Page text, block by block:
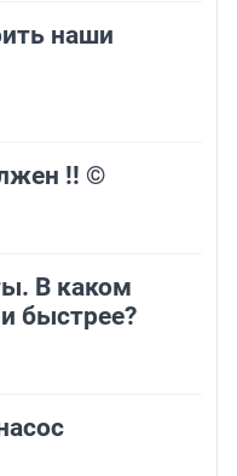
наши
!! ©
В каком
быстрее?